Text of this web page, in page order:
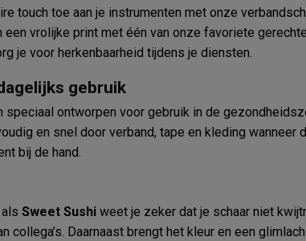
touch toe aan je instrumenten met onze
vrolijke print met één van onze favoriete
je voor herkenbaarheid tijdens je diensten.
gebruik
speciaal ontworpen voor gebruik in de
en snel door verband, tape en kleding wanneer
bij de hand.
Sweet Sushi weet je zeker dat je schaar niet
collega’s. Daarnaast brengt het kleur en een